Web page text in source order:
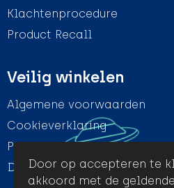
Klachtenprocedure
Product Recall
Veilig winkelen
Algemene voorwaarden
Cookieverklaring
Privacyverklaring
Disclaimer
Door op accepteren te
akkoord met de